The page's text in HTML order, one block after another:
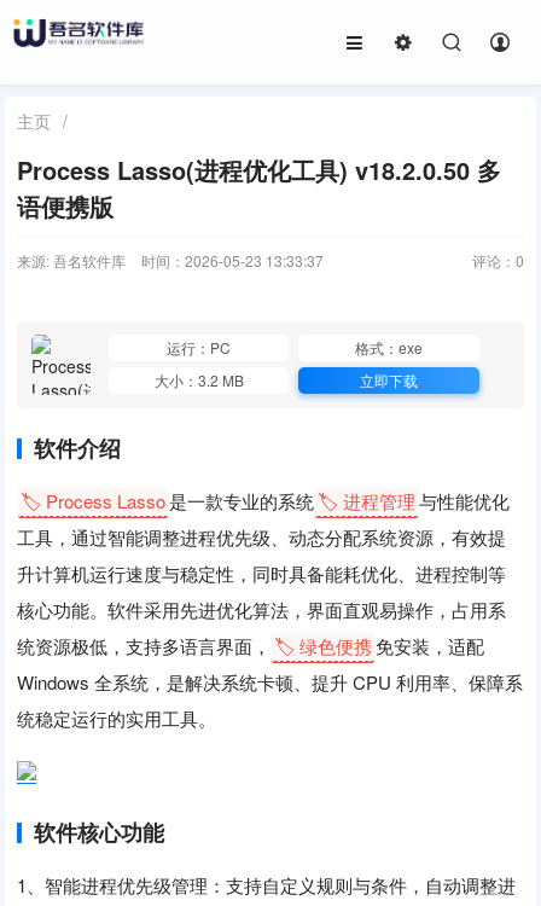
主页 /
Process Lasso(进程优化工具) v18.2.0.50 多
语便携版
来源: 吾名软件库 时间：2026-05-23 13:33:37 评论： 0
运行：PC
格式：exe
大小：3.2 MB
立即下载
软件介绍
🏷️ Process Lasso是一款专业的系统🏷️ 进程管理 与性能优化
工具，通过智能调整进程优先级、动态分配系统资源，有效提
升计算机运行速度与稳定性，同时具备能耗优化、进程控制等
核心功能。软件采用先进优化算法，界面直观易操作，占用系
统资源极低，支持多语言界面， 🏷️ 绿色便携免安装，适配
Windows 全系统，是解决系统卡顿、提升 CPU 利用率、保障系
统稳定运行的实用工具。
软件核心功能
1、智能进程优先级管理：支持自定义规则与条件，自动调整进